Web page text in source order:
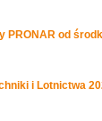
PRONAR od
i Lotnictwa